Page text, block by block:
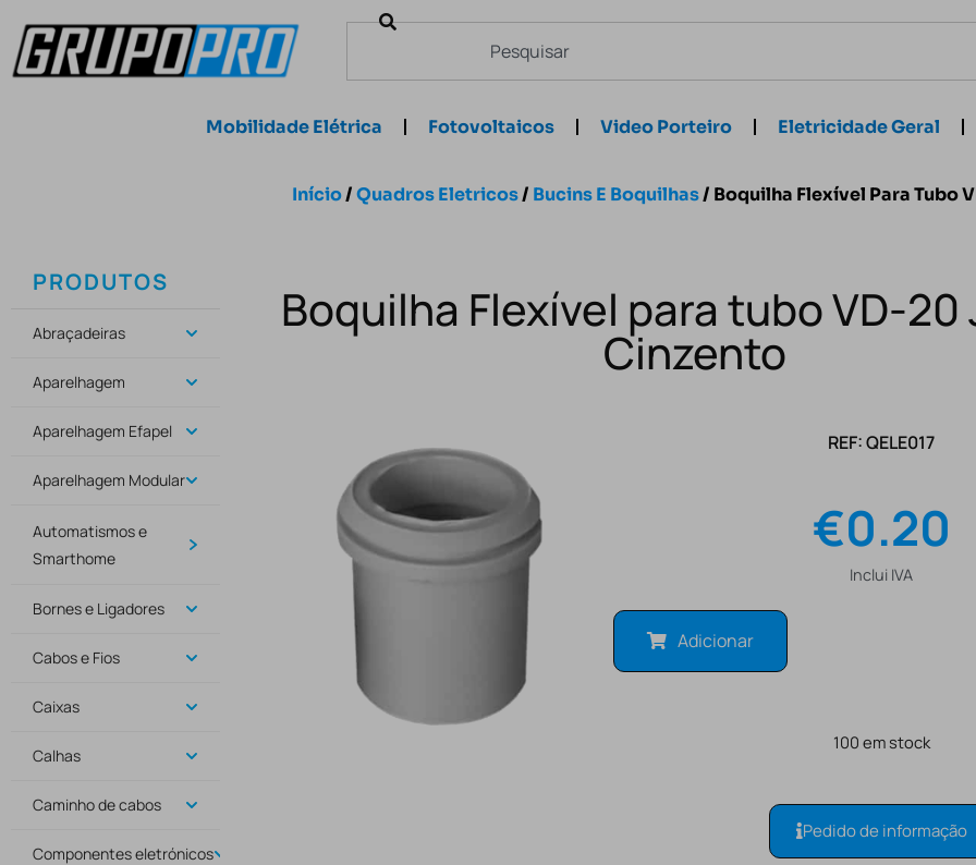
Mobilidade Elétrica Fotovoltaicos Video Porteiro Eletricidade Geral
Início/Quadros Eletricos/ Bucins E Boquilhas/ Boquilha Flexível Para Tubo
PRODUTOS
Abraçadeiras
Aparelhagem
Aparelhagem Efapel
Aparelhagem Modular
Automatismos e
Smarthome
Bornes e Ligadores
Cabos e Fios
Caixas
Calhas
Caminho de cabos
Componentes eletrónicos
Boquilha Flexível para tubo VD-20
Cinzento
REF: QELE017
€0.20
Inclui IVA
Adicionar
100 em stock
Pedido de informação